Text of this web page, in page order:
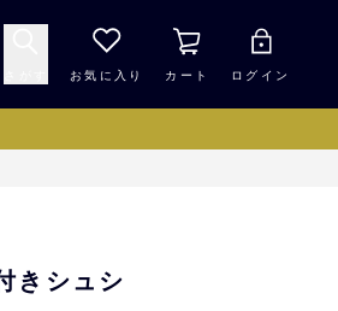
ローズ☆ポンタ
お気に入り カート ログイン
きシュシ